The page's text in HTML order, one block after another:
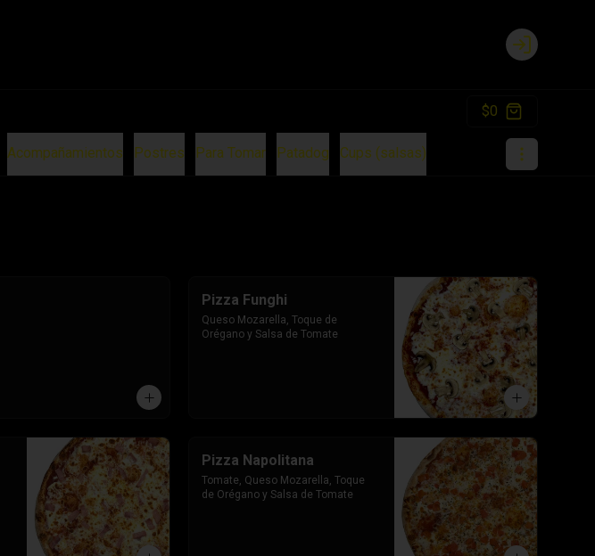
Login
$0
Acompañamientos Postres Para Tomar Patadog Cups (salsas)
Pizza Funghi
Queso Mozarella, Toque de
Orégano y Salsa de Tomate
Pizza Napolitana
Tomate, Queso Mozarella, Toque
de Orégano y Salsa de Tomate